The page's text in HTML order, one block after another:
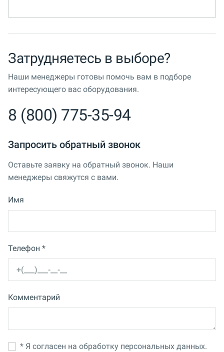
Затрудняетесь в выборе?
Наши менеджеры готовы помочь вам в подборе
интересующего вас оборудования.
8 (800) 775-35-94
Запросить обратный звонок
Оставьте заявку на обратный звонок. Наши
менеджеры свяжутся с вами.
Имя
Телефон *
Комментарий
* Я согласен на обработку персональных данных.